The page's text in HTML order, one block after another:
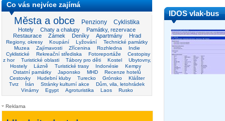
Co vás nejvíce zajímá
Města a obce Penziony Cyklistika
Hotely Chaty a chalupy
Památky, rezervace
Restaurace
Zámek Deníky Apartmány Hrad
Regiony, okresy Koupání Lyžování
Technické památky
Muzea
Zajímavosti Zřícenina Rozhledna
Indie
Cyklistické
Rekreační střediska Fotoreportáže
Cestopisy
z hor
Turistické oblasti Tábory pro děti Kostel
Ubytovny,
Hostely
Lázně Turistické trasy Indonésie
Kempy
Ostatní památky
Japonsko MHD
Recenze hotelů
Cestovky
Hudební kluby Turecko Grónsko
Klášter
Tvrz
Írán Stránky kulturní akce
Dům, vila, letohrádek
Vinárny
Egypt Agroturistika Laos Rusko
Reklama
IDOS vlak-bus